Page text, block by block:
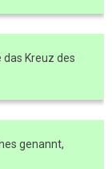
das Kreuz des
genannt,